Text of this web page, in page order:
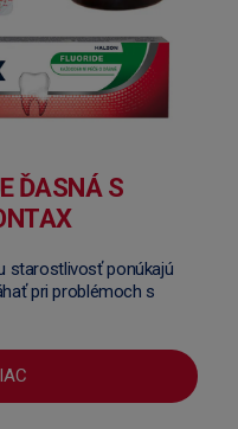
ĎASNÁ S
starostlivosť ponúkajú
pri problémoch s